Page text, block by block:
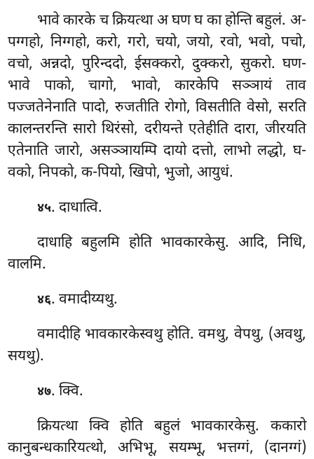
भावे कारके च क्रियत्था अ घण घ का होन्ति बहुलं. अ-
पग्गहो, निग्गहो, करो, गरो, चयो, जयो, रवो, भवो, पचो,
वचो, अन्नदो, पुरिन्ददो, ईसक्करो, दुक्करो, सुकरो. घण-
भावे पाको, चागो, भावो, कारकेपि सञ्ञायं ताव
पज्जतेनेनाति पादो, रुजतीति रोगो, विसतीति वेसो, सरति
कालन्तरन्ति सारो थिरंसो, दरीयन्ते एतेहीति दारा, जीरयति
एतेनाति जारो, असञ्ञायम्पि दायो दत्तो, लाभो लद्धो, घ-
वको, निपको, क-पियो, खिपो, भुजो, आयुधं.
४५. दाधात्वि.
दाधाहि बहुलमि होति भावकारकेसु. आदि, निधि,
वालमि.
४६. वमादीय्यथु.
वमादीहि भावकारकेस्वथु होति. वमथु, वेपथु, (अवथु,
सयथु).
४७. क्वि.
क्रियत्था क्वि होति बहुलं भावकारकेसु. ककारो
कानुबन्धकारियत्थो, अभिभू, सयम्भू, भत्तग्गं, (दानग्गं)